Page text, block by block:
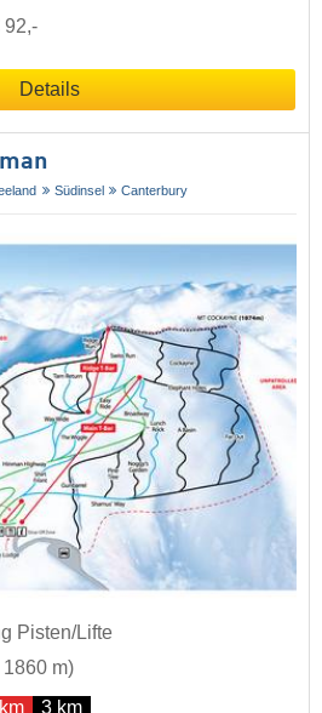
92,-
Details
Südinsel Canterbury
Pisten/Lifte
1860 m)
3 km